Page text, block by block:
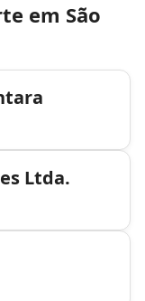
em São
Ltda.